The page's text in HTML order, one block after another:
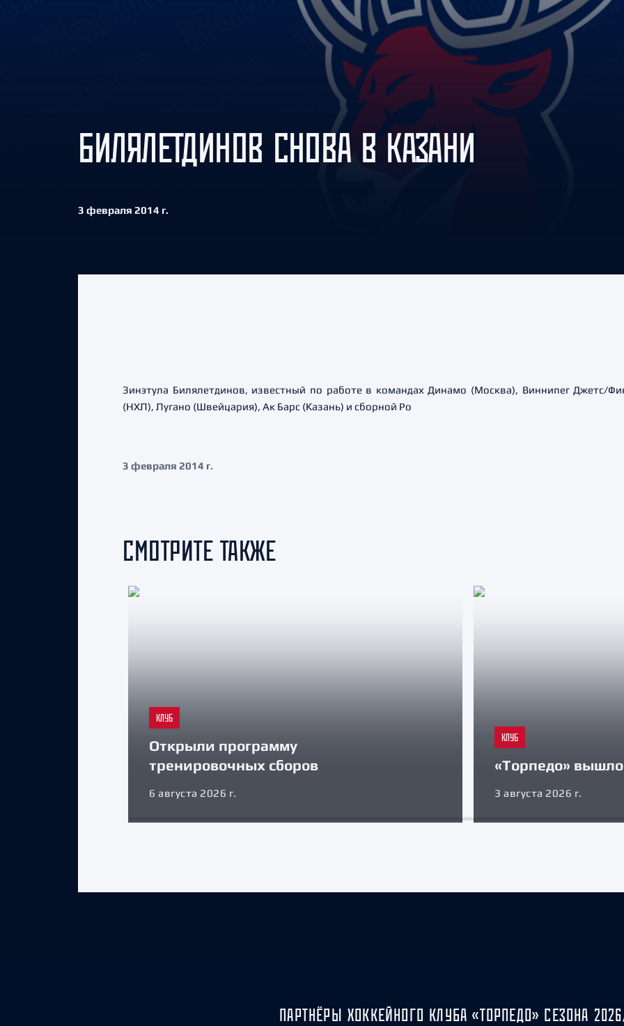
Амур
Барыс
Салават Юлаев
Сибирь
БИЛЯЛЕТДИНОВ СНОВА В КАЗАНИ
3 февраля 2014 г.
Зинэтула Билялетдинов, известный по работе в командах Динамо (Москва), Виннипег Джетс/
(НХЛ), Лугано (Швейцария), Ак Барс (Казань) и сборной Ро
3 февраля 2014 г.
СМОТРИТЕ ТАКЖЕ
КЛУБ
Открыли программу
тренировочных сборов
6 августа 2026 г.
КЛУБ
«Торпедо» вышло
3 августа 2026 г.
ПАРТНЁРЫ ХОККЕЙНОГО КЛУБА «ТОРПЕДО» СЕЗОНА